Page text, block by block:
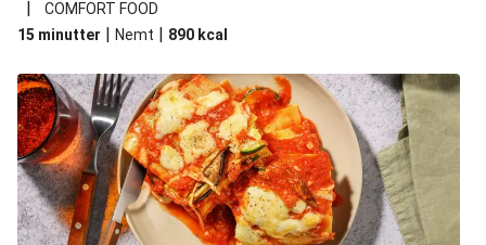
|
COMFORT FOOD
15 minutter | Nemt | 890 kcal